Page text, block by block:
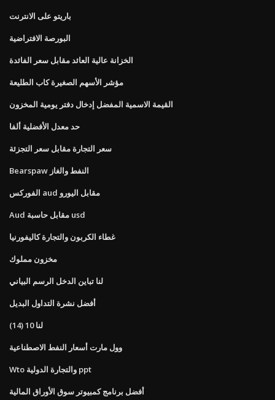
باريتو على الانترنت
البورصة الافتراضية
الخزانة عالية العائد مقابل سعر الفائدة
مؤشر الأسهم الصغيرة كاب الطليعة
القيمة الاسمية المفضل إدخال دفتر يومية المخزون
حد معدل الأفضلية ألفا
سعر التجارة مقابل سعر التجزئة
Bearspaw النفط والغاز
الفوركس aud مقابل اليورو
Aud مقابل حاسبة usd
غطاء الكربون والتجارة كاليفورنيا
مخزون مملوك
لنا تباين الدخل الرسم البياني
أفضل نشرة التداول البديل
لنا 10 (14)
وول مارت أسعار النفط الاصطناعية
Wto والتجارة الدولية ppt
أفضل برنامج كمبيوتر سوق الأوراق المالية